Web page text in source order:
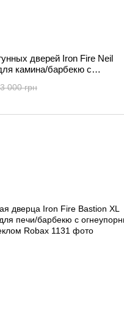
дверей Iron Fire Neil
камина/барбекю с
Style 50 315х165 мм
000 грн